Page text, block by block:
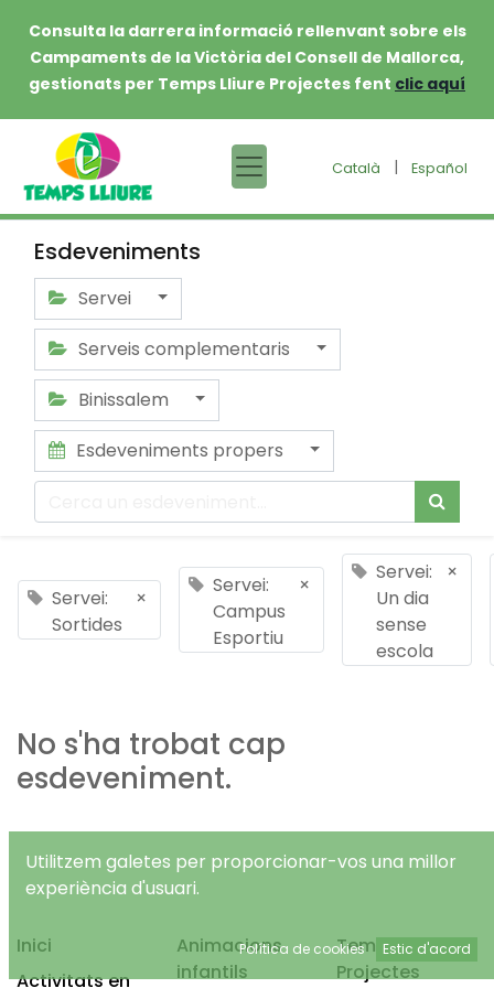
Consulta la darrera informació rellenvant sobre els
Campaments de la Victòria del Consell de Mallorca,
gestionats per Temps Lliure Projectes fent clic aquí
Català | Español
Esdeveniments
Servei
Serveis complementaris
Binissalem
Esdeveniments propers
Servei:
Sortides
×
Servei:
Campus
Esportiu
×
Servei:
Un dia
sense
escola
×
No s'ha trobat cap
esdeveniment.
Inici
Activitats en
Animacions
infantils
Temps Lliure
Projectes
Utilitzem galetes per proporcionar-vos una millor
experiència d'usuari.
Política de cookies Estic d'acord